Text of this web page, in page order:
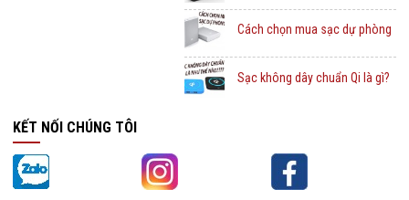
Cách chọn mua sạc dự phòng
Sạc không dây chuẩn Qi là gì?
KẾT NỐI CHÚNG TÔI